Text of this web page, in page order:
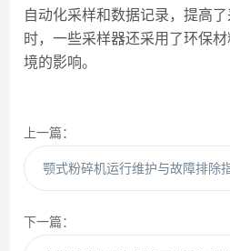
自动化采样和数据记录，提高
时，一些采样器还采用了环保
境的影响。
上一篇：
颚式粉碎机运行维护与故障排除
下一篇：